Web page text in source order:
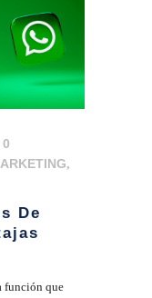
0
,
De
función que